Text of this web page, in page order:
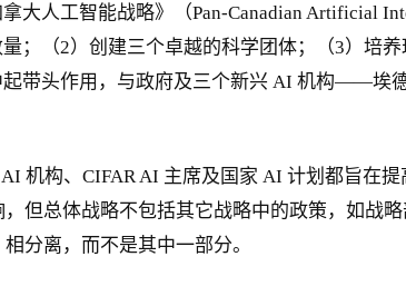
人工智能战略》（Pan-Canadian Artificial
；（2）创建三个卓越的科学团体；（3）培
带头作用，与政府及三个新兴 AI 机构——埃
构、CIFAR AI 主席及国家 AI 计划都旨在提
但总体战略不包括其它战略中的政策，如战
分离，而不是其中一部分。